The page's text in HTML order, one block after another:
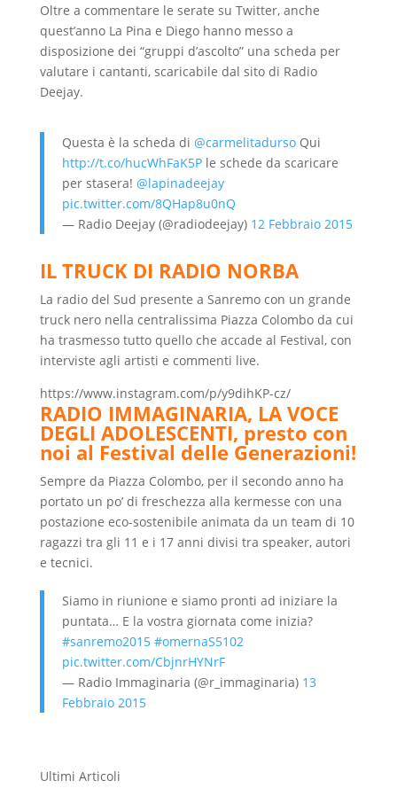
Oltre a commentare le serate su Twitter, anche
quest’anno La Pina e Diego hanno messo a
disposizione dei “gruppi d’ascolto” una scheda per
valutare i cantanti, scaricabile dal sito di Radio
Deejay.
Questa è la scheda di @carmelitadursoQui
http://t.co/hucWhFaK5Ple schede da scaricare
per stasera! @lapinadeejay
pic.twitter.com/8QHap8u0nQ
— Radio Deejay (@radiodeejay) 12 Febbraio 2015
IL TRUCK DI RADIO NORBA
La radio del Sud presente a Sanremo con un grande
truck nero nella centralissima Piazza Colombo da cui
ha trasmesso tutto quello che accade al Festival, con
interviste agli artisti e commenti live.
https://www.instagram.com/p/y9dihKP-cz/
RADIO IMMAGINARIA, LA VOCE
DEGLI ADOLESCENTI, presto con
noi al Festival delle Generazioni!
Sempre da Piazza Colombo, per il secondo anno ha
portato un po’ di freschezza alla kermesse con una
postazione eco-sostenibile animata da un team di 10
ragazzi tra gli 11 e i 17 anni divisi tra speaker, autori
e tecnici.
Siamo in riunione e siamo pronti ad iniziare la
puntata… E la vostra giornata come inizia?
#sanremo2015 #omernaS5102
pic.twitter.com/CbjnrHYNrF
— Radio Immaginaria (@r_immaginaria) 13
Febbraio 2015
Ultimi Articoli